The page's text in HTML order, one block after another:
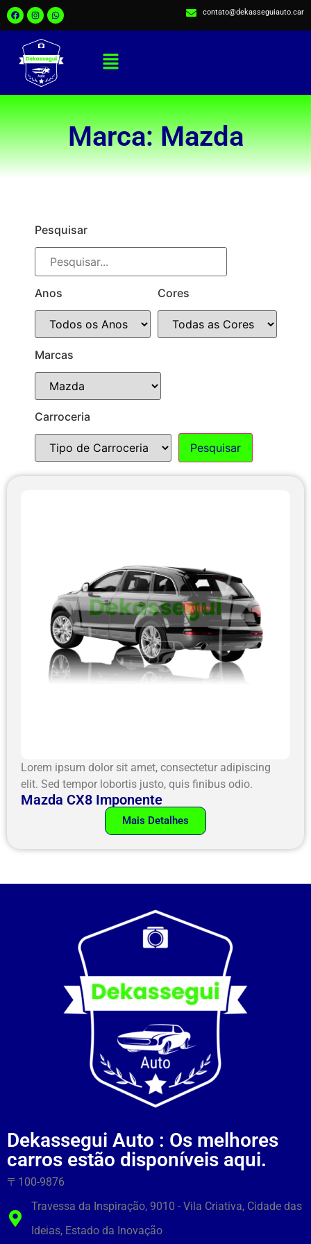
contato@dekasseguiauto.car
Marca: Mazda
Pesquisar
Anos Cores
Marcas
Carroceria
Lorem ipsum dolor sit amet, consectetur adipiscing
elit. Sed tempor lobortis justo, quis finibus odio.
Mazda CX8 Imponente
Mais Detalhes
Dekassegui Auto : Os melhores
carros estão disponíveis aqui.
〒100-9876
Travessa da Inspiração, 9010 - Vila Criativa, Cidade das
Ideias, Estado da Inovação